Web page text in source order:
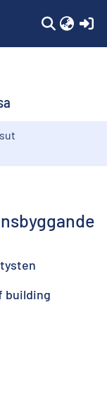
building